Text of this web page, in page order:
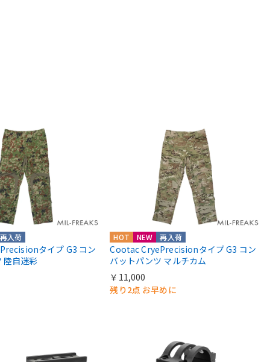
再入荷
タイプ G3 コン
陸自迷彩
HOT NEW 再入荷
Cootac CryePrecisionタイプ G3 コン
バットパンツ マルチカム
￥11,000
残り2点 お早めに